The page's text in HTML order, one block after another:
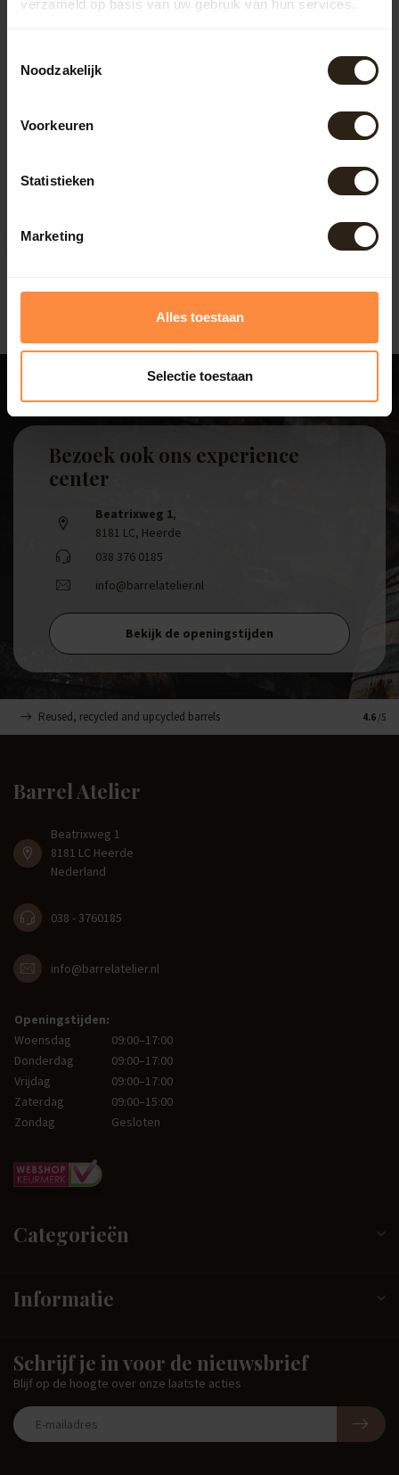
verzameld op basis van uw gebruik van hun services.
Noodzakelijk
Voorkeuren
Statistieken
Marketing
Alles toestaan
Selectie toestaan
LET OP: selecteer een maat
Bezoek ook ons experience
center
Beatrixweg 1,
8181 LC, Heerde
038 376 0185
info@barrelatelier.nl
Bekijk de openingstijden
Reused, recycled and upcycled barrels 4.6 /5
Barrel Atelier
Beatrixweg 1
8181 LC Heerde
Nederland
038 - 3760185
info@barrelatelier.nl
Openingstijden:
Woensdag
09:00–17:00
Donderdag
09:00–17:00
Vrijdag
09:00–17:00
Zaterdag
09:00–15:00
Zondag
Gesloten
Categorieën
Informatie
Schrijf je in voor de nieuwsbrief
Blijf op de hoogte over onze laatste acties